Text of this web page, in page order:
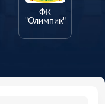
ФК
"Олимпик"